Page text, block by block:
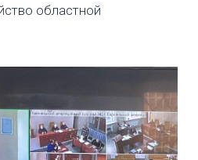
областной